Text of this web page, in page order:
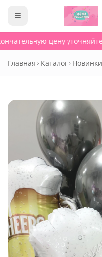
цену
Главная Каталог Новинки